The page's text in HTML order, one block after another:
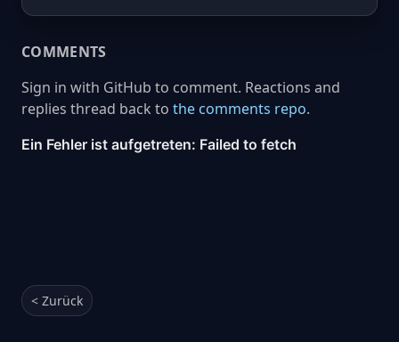
COMMENTS
Sign in with GitHub to comment. Reactions and
replies thread back to the comments repo.
< Zurück